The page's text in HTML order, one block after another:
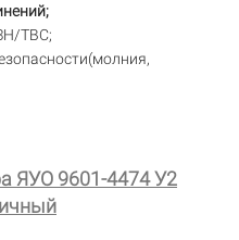
ТВС;
ЯУО 9601-4474 У2